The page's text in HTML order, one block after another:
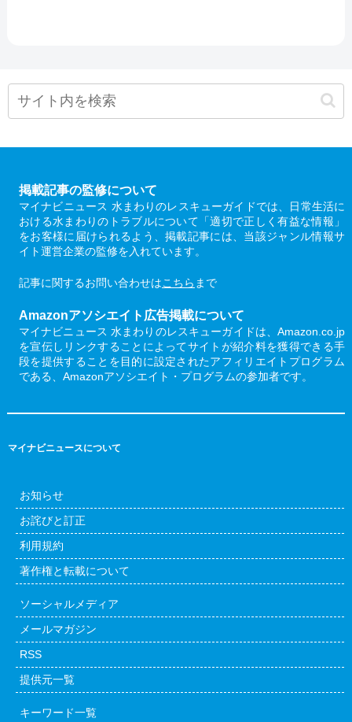
掲載記事の監修について
マイナビニュース 水まわりのレスキューガイドでは、日常生活に
おける水まわりのトラブルについて「適切で正しく有益な情報」
をお客様に届けられるよう、掲載記事には、当該ジャンル情報サ
イト運営企業の監修を入れています。
記事に関するお問い合わせはこちら まで
Amazonアソシエイト広告掲載について
マイナビニュース 水まわりのレスキューガイドは、Amazon.co.jp
を宣伝しリンクすることによってサイトが紹介料を獲得できる手
段を提供することを目的に設定されたアフィリエイトプログラム
である、Amazonアソシエイト・プログラムの参加者です。
マイナビニュースについて
お知らせ
お詫びと訂正
利用規約
著作権と転載について
ソーシャルメディア
メールマガジン
RSS
提供元一覧
キーワード一覧